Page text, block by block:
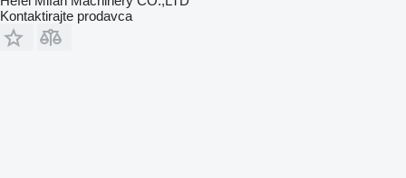
Kontaktirajte prodavca